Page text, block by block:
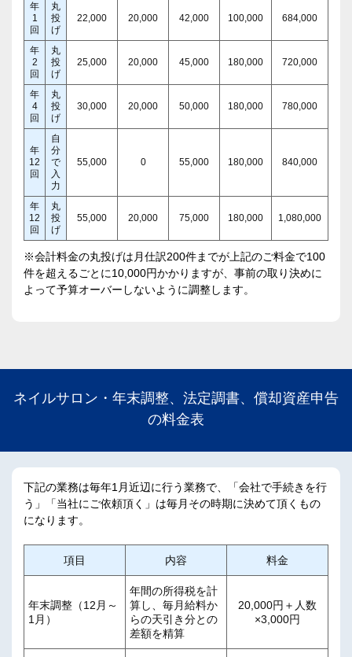
年
1
回
丸
投
げ
22,000 20,000 42,000 100,000 684,000
年
2
回
丸
投
げ
25,000 20,000 45,000 180,000 720,000
年
4
回
丸
投
げ
30,000 20,000 50,000 180,000 780,000
年
12
回
自
分
で
入
力
55,000 0 55,000 180,000 840,000
年
12
回
丸
投
げ
55,000 20,000 75,000 180,000 1,080,000
※会計料金の丸投げは月仕訳200件までが上記のご料金で100
件を超えるごとに10,000円かかりますが、事前の取り決めに
よって予算オーバーしないように調整します。
ネイルサロン・年末調整、法定調書、償却資産申告
の料金表
下記の業務は毎年1月近辺に行う業務で、「会社で手続きを行
う」「当社にご依頼頂く」は毎月その時期に決めて頂くもの
になります。
項目 内容 料金
年末調整（12月～
1月）
年間の所得税を計
算し、毎月給料か
らの天引き分との
差額を精算
20,000円＋人数
×3,000円